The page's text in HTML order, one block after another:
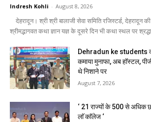
Indresh Kohli - August 8, 2026
देहरादून। श्री श्री बालाजी सेवा समिति रजिस्टर्ड, देहरादून
श्रीमद्भागवत कथा ज्ञान यज्ञ के दूसरे दिन भी कथा स्थल पर
Dehradun ke students
कमाया मुनाफा, अब हॉस्टल,
थे निशाने पर
August 7, 2026
‘ 21 राज्यों के 500 से अधिक
लाॅ काॅलेज ‘